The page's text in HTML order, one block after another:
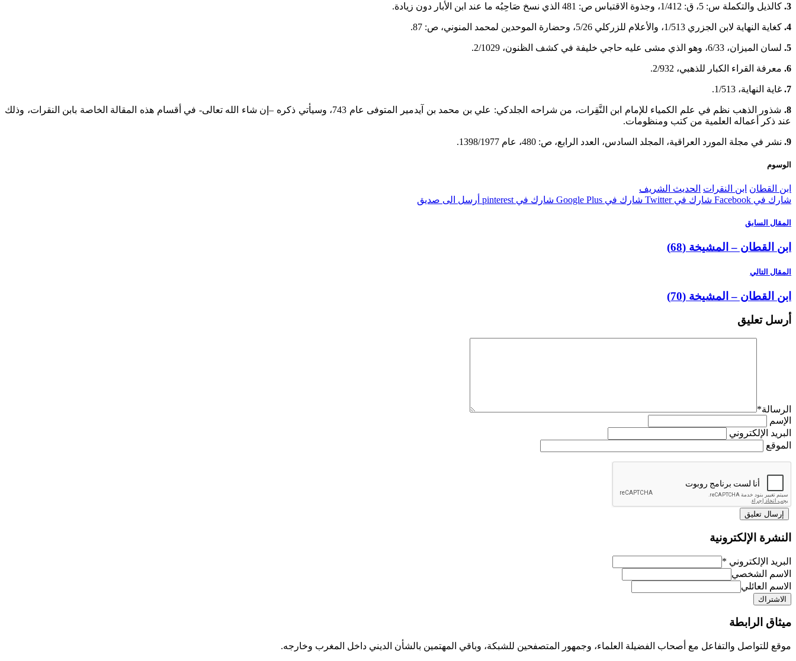
3. كالذيل والتكملة س: 5، ق: 1/412، وجذوة الاقتباس ص: 481 الذي نسخ صَاحِبُه ما عند ابن الأبار دون زيادة.
4. كغاية النهاية لابن الجزري 1/513، والأعلام للزركلي 5/26، وحضارة الموحدين لمحمد المنوني، ص: 87.
5. لسان الميزان، 6/33، وهو الذي مشى عليه حاجي خليفة في كشف الظنون، 2/1029.
6. معرفة القراء الكبار للذهبي، 2/932.
7. غاية النهاية، 1/513.
8.
شذور الذهب نظم في علم الكمياء للإمام ابن النَّقِرات، من شراحه الجلدكي: علي بن محمد بن آيدمير المتوفى عام 743، وسيأتي ذكره –إن شاء الله تعالى- في أقسام هذه المقالة الخاصة بابن النقرات، وذلك
عند ذكر أعماله العلمية من كتب ومنظومات.
9. نشر في مجلة المورد العراقية، المجلد السادس، العدد الرابع، ص: 480، عام 1398/1977.
الوسوم
ابن القطان ابن النقرات الحديث الشريف
شارك في Facebook
شارك في Twitter شارك في Google Plus شارك في pinterest أرسل الى صديق
المقال السابق
ابن القطان – المشيخة (68)
المقال التالي
ابن القطان – المشيخة (70)
أرسل تعليق
الرسالة*
الإسم
البريد الإلكتروني
الموقع
النشرة الإلكترونية
البريد الإلكتروني *
الاسم الشخصي
الاسم العائلي
ميثاق الرابطة
موقع للتواصل والتفاعل مع أصحاب الفضيلة العلماء، وجمهور المتصفحين للشبكة، وباقي المهتمين بالشأن الديني داخل المغرب وخارجه.